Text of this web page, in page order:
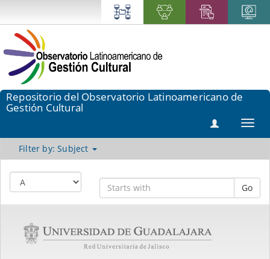
Repositorio del Observatorio Latinoamericano de
Gestión Cultural
Filter by: Subject
Go